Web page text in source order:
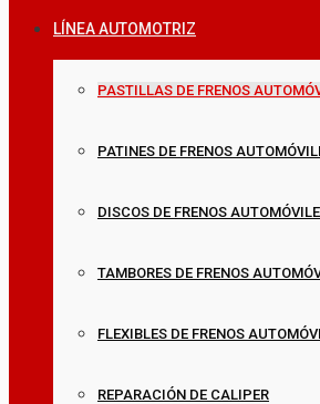
LÍNEA AUTOMOTRIZ
PASTILLAS DE FRENOS
PATINES DE FRENOS
DISCOS DE FRENOS
TAMBORES DE FRENOS
FLEXIBLES DE FRENOS
REPARACIÓN DE CALIPER